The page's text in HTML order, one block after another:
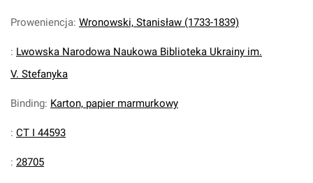
Proweniencja: Wronowski, Stanisław (1733-1839)
: Lwowska Narodowa Naukowa Biblioteka Ukrainy im.
V. Stefanyka
Binding: Karton, papier marmurkowy
: CT I 44593
: 28705